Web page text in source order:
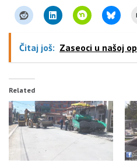
Čitaj još: Zaseoci u našoj
Related